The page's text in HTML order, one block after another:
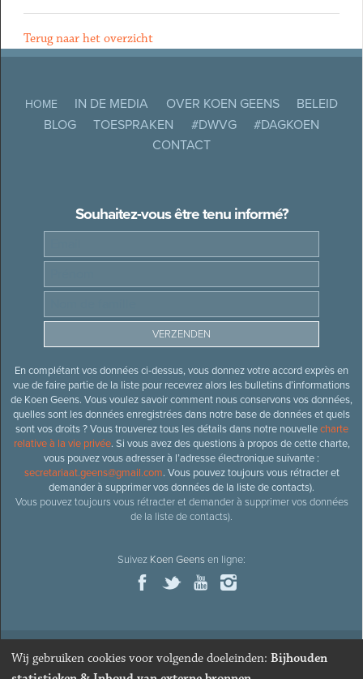
Terug naar het overzicht
HOME IN DE MEDIA OVER KOEN GEENS
BELEID
BLOG
TOESPRAKEN #DWVG
#DAGKOEN
CONTACT
Souhaitez-vous être tenu informé?
En complétant vos données ci-dessus, vous donnez votre accord exprès en
vue de faire partie de la liste pour recevrez alors les bulletins d’informations
de Koen Geens. Vous voulez savoir comment nous conservons vos données,
quelles sont les données enregistrées dans notre base de données et quels
sont vos droits ? Vous trouverez tous les détails dans notre nouvellecharte
relative à la vie privée. Si vous avez des questions à propos de cette charte,
vous pouvez vous adresser à l’adresse électronique suivante :
secretariaat.geens@gmail.com. Vous pouvez toujours vous rétracter et
demander à supprimer vos données de la liste de contacts).
Vous pouvez toujours vous rétracter et demander à supprimer vos données
de la liste de contacts).
Suivez Koen Geensen ligne:
© 2026Ancien ministre et député honoraire
Wij gebruiken cookies voor volgende doeleinden: Bijhouden